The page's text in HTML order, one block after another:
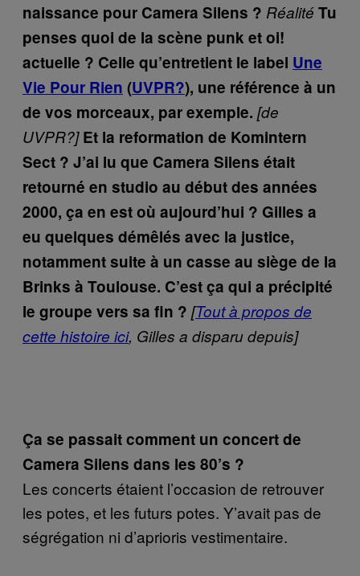
naissance pour Camera Silens ? Réalité Tu
penses quoi de la scène punk et oi!
actuelle ? Celle qu’entretient le label Une
Vie Pour Rien (UVPR?), une référence à un
de vos morceaux, par exemple. [de
UVPR?] Et la reformation de Komintern
Sect ? J’ai lu que Camera Silens était
retourné en studio au début des années
2000, ça en est où aujourd’hui ? Gilles a
eu quelques démêlés avec la justice,
notamment suite à un casse au siège de la
Brinks à Toulouse. C’est ça qui a précipité
le groupe vers sa fin ? [Tout à propos de
cette histoire ici, Gilles a disparu depuis]
Ça se passait comment un concert de
Camera Silens dans les 80’s ?
Les concerts étaient l’occasion de retrouver
les potes, et les futurs potes. Y’avait pas de
ségrégation ni d’aprioris vestimentaire.